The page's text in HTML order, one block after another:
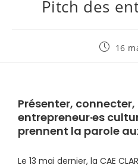
Pitch des
16
Présenter, connecter,
entrepreneur·es
prennent la parole
Le 13 mai dernier, la CAE